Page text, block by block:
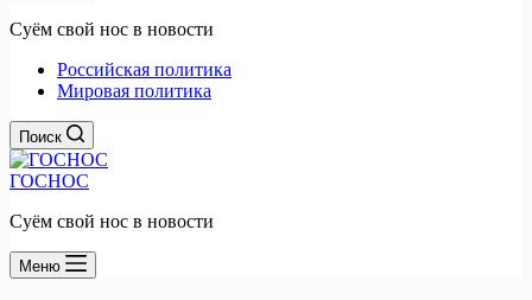
Суём свой нос в новости
Российская политика
Мировая политика
Поиск
ГОСНОС
Суём свой нос в новости
Меню